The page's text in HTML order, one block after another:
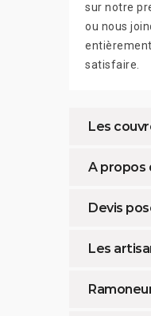
sur notre
ou nous
satisfaire.
Les
A propos
Devis
Les